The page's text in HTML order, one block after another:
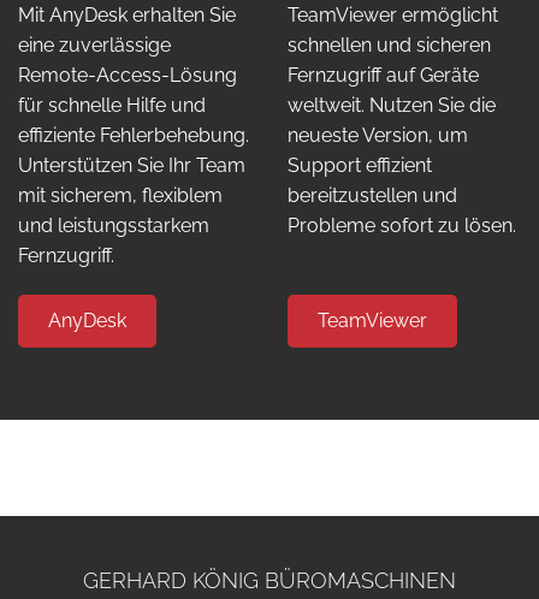
Mit AnyDesk erhalten Sie
eine zuverlässige
Remote-Access-Lösung
für schnelle Hilfe und
effiziente Fehlerbehebung.
Unterstützen Sie Ihr Team
mit sicherem, flexiblem
und leistungsstarkem
Fernzugriff.
AnyDesk
TeamViewer ermöglicht
schnellen und sicheren
Fernzugriff auf Geräte
weltweit. Nutzen Sie die
neueste Version, um
Support effizient
bereitzustellen und
Probleme sofort zu lösen.
TeamViewer
GERHARD KÖNIG BÜROMASCHINEN